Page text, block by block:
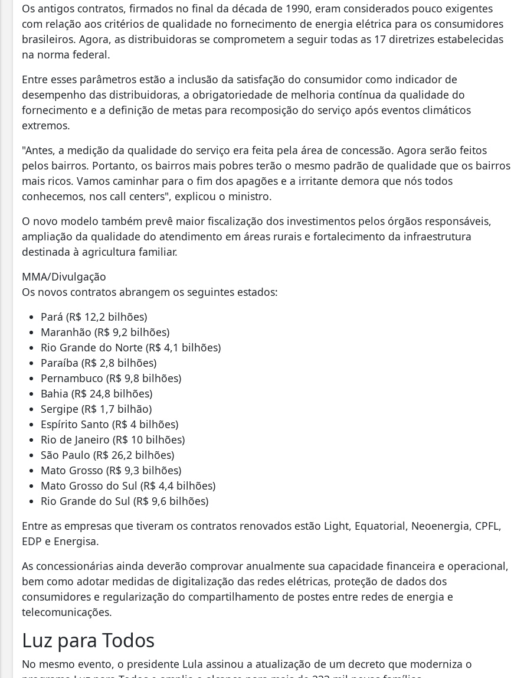
Os antigos contratos, firmados no final da década de 1990, eram considerados pouco exigentes
com relação aos critérios de qualidade no fornecimento de energia elétrica para os consumidores
brasileiros. Agora, as distribuidoras se comprometem a seguir todas as 17 diretrizes estabelecidas
na norma federal.
Entre esses parâmetros estão a inclusão da satisfação do consumidor como indicador de
desempenho das distribuidoras, a obrigatoriedade de melhoria contínua da qualidade do
fornecimento e a definição de metas para recomposição do serviço após eventos climáticos
extremos.
"Antes, a medição da qualidade do serviço era feita pela área de concessão. Agora serão feitos
pelos bairros. Portanto, os bairros mais pobres terão o mesmo padrão de qualidade que os bairros
mais ricos. Vamos caminhar para o fim dos apagões e a irritante demora que nós todos
conhecemos, nos call centers", explicou o ministro.
O novo modelo também prevê maior fiscalização dos investimentos pelos órgãos responsáveis,
ampliação da qualidade do atendimento em áreas rurais e fortalecimento da infraestrutura
destinada à agricultura familiar.
MMA/Divulgação
Os novos contratos abrangem os seguintes estados:
Pará (R$ 12,2 bilhões)
Maranhão (R$ 9,2 bilhões)
Rio Grande do Norte (R$ 4,1 bilhões)
Paraíba (R$ 2,8 bilhões)
Pernambuco (R$ 9,8 bilhões)
Bahia (R$ 24,8 bilhões)
Sergipe (R$ 1,7 bilhão)
Espírito Santo (R$ 4 bilhões)
Rio de Janeiro (R$ 10 bilhões)
São Paulo (R$ 26,2 bilhões)
Mato Grosso (R$ 9,3 bilhões)
Mato Grosso do Sul (R$ 4,4 bilhões)
Rio Grande do Sul (R$ 9,6 bilhões)
Entre as empresas que tiveram os contratos renovados estão Light, Equatorial, Neoenergia, CPFL,
EDP e Energisa.
As concessionárias ainda deverão comprovar anualmente sua capacidade financeira e operacional,
bem como adotar medidas de digitalização das redes elétricas, proteção de dados dos
consumidores e regularização do compartilhamento de postes entre redes de energia e
telecomunicações.
Luz para Todos
No mesmo evento, o presidente Lula assinou a atualização de um decreto que moderniza o